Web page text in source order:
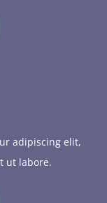
adipiscing elit,
ut labore.